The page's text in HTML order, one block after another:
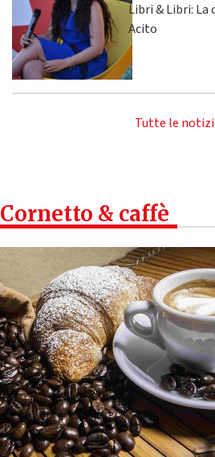
Libri & Libri: La
Acito
Tutte le
Cornetto & caffè